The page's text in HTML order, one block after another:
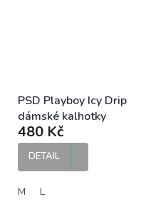
PSD Playboy Icy Drip
dámské kalhotky
480 Kč
DETAIL
M L